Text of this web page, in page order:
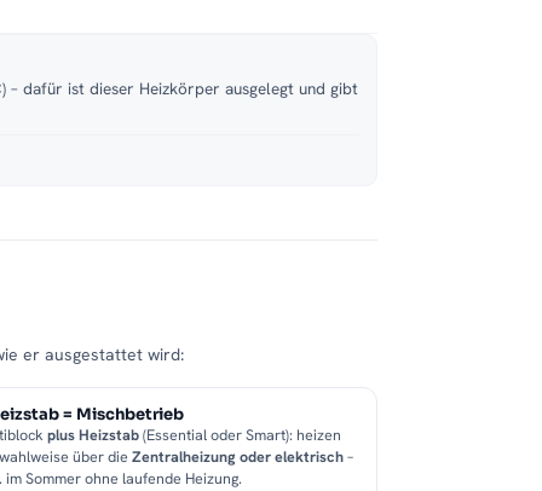
dafür ist dieser Heizkörper ausgelegt und gibt
er ausgestattet wird:
= Mischbetrieb
plus Heizstab(Essential oder Smart): heizen
über die Zentralheizung oder elektrisch–
im Sommer ohne laufende Heizung.